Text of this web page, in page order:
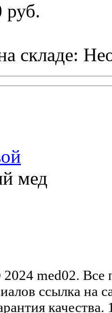
руб.
складе:
мед
med02. Все
ссылка на